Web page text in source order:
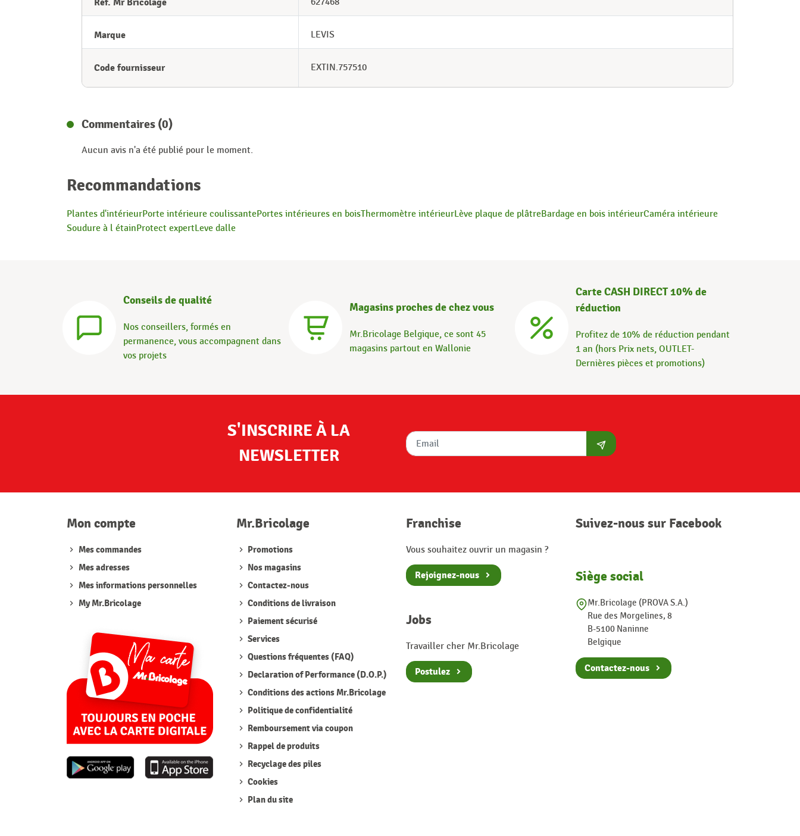
Réf. Mr Bricolage
Marque LEVIS
Code fournisseur EXTIN.757510
Commentaires (0)
Aucun avis n'a été publié pour le moment.
Recommandations
Plantes d'intérieurPorte intérieure coulissantePortes intérieures en boisThermomètre intérieurLève plaque de plâtreBardage en bois intérieurCaméra intérieure
Soudure à l étainProtect expertLeve dalle
Conseils de qualité
Nos conseillers, formés en
permanence, vous accompagnent dans
vos projets
Magasins proches de chez vous
Mr.Bricolage Belgique, ce sont 45
magasins partout en Wallonie
Carte CASH DIRECT 10% de
réduction
Profitez de 10% de réduction pendant
1 an (hors Prix nets, OUTLET-
Dernières pièces et promotions)
S'INSCRIRE À LA
NEWSLETTER
S'abonner
Mon compte
Mes commandes
Mes adresses
Mes informations personnelles
My Mr.Bricolage
Mr.Bricolage
Promotions
Nos magasins
Contactez-nous
Conditions de livraison
Paiement sécurisé
Services
Questions fréquentes (FAQ)
Declaration of Performance (D.O.P.)
Conditions des actions Mr.Bricolage
Politique de confidentialité
Remboursement via coupon
Rappel de produits
Recyclage des piles
Cookies
Plan du site
Franchise
Vous souhaitez ouvrir un magasin ?
Rejoignez-nous
Jobs
Travailler cher Mr.Bricolage
Postulez
Suivez-nous sur Facebook
Siège social
Mr.Bricolage (PROVA S.A.)
Rue des Morgelines, 8
B-5100 Naninne
Belgique
Contactez-nous